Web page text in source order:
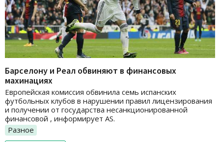
Барселону и Реал обвиняют в финансовых
махинациях
Европейская комиссия обвинила семь испанских
футбольных клубов в нарушении правил лицензирования
и получении от государства несанкционированной
финансовой , информирует AS.
Разное